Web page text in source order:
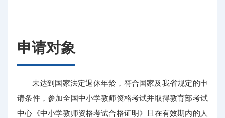
申请对象
未达到国家法定退休年龄，符合国家及我省规定的申
请条件，参加全国中小学教师资格考试并取得教育部考试
中心《中小学教师资格考试合格证明》且在有效期内的人